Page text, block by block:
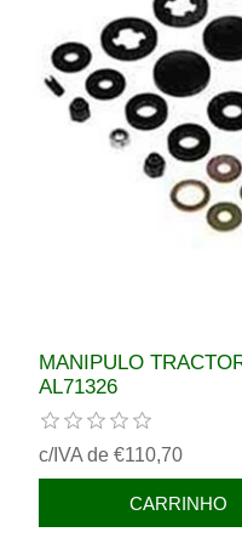
MANIPULO
AL71326
c/IVA de €110,70